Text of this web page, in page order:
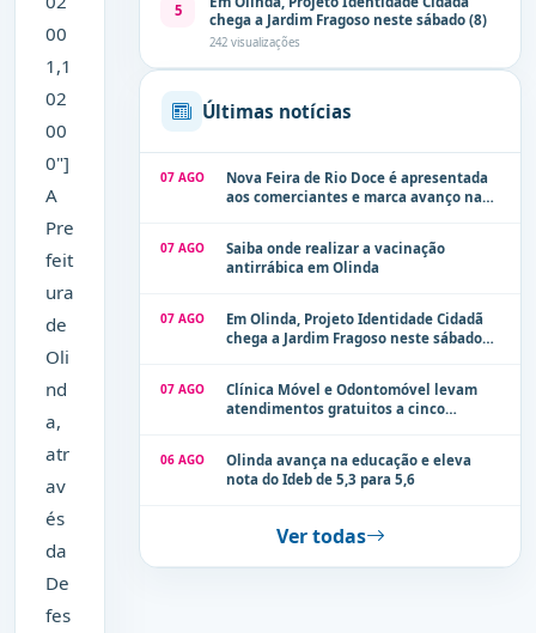
00
1,1
02
00
0"]
A
Pre
feit
ura
de
Oli
nd
a,
atr
av
és
da
De
fes
5
chega a Jardim Fragoso neste sábado (8)
242 visualizações
Últimas notícias
07 AGO
Nova Feira de Rio Doce é apresentada
aos comerciantes e marca avanço na
07 AGO
Saiba onde realizar a vacinação
antirrábica em Olinda
07 AGO
Em Olinda, Projeto Identidade Cidadã
chega a Jardim Fragoso neste sábado
07 AGO
Clínica Móvel e Odontomóvel levam
atendimentos gratuitos a cinco
06 AGO
Olinda avança na educação e eleva
nota do Ideb de 5,3 para 5,6
Ver todas